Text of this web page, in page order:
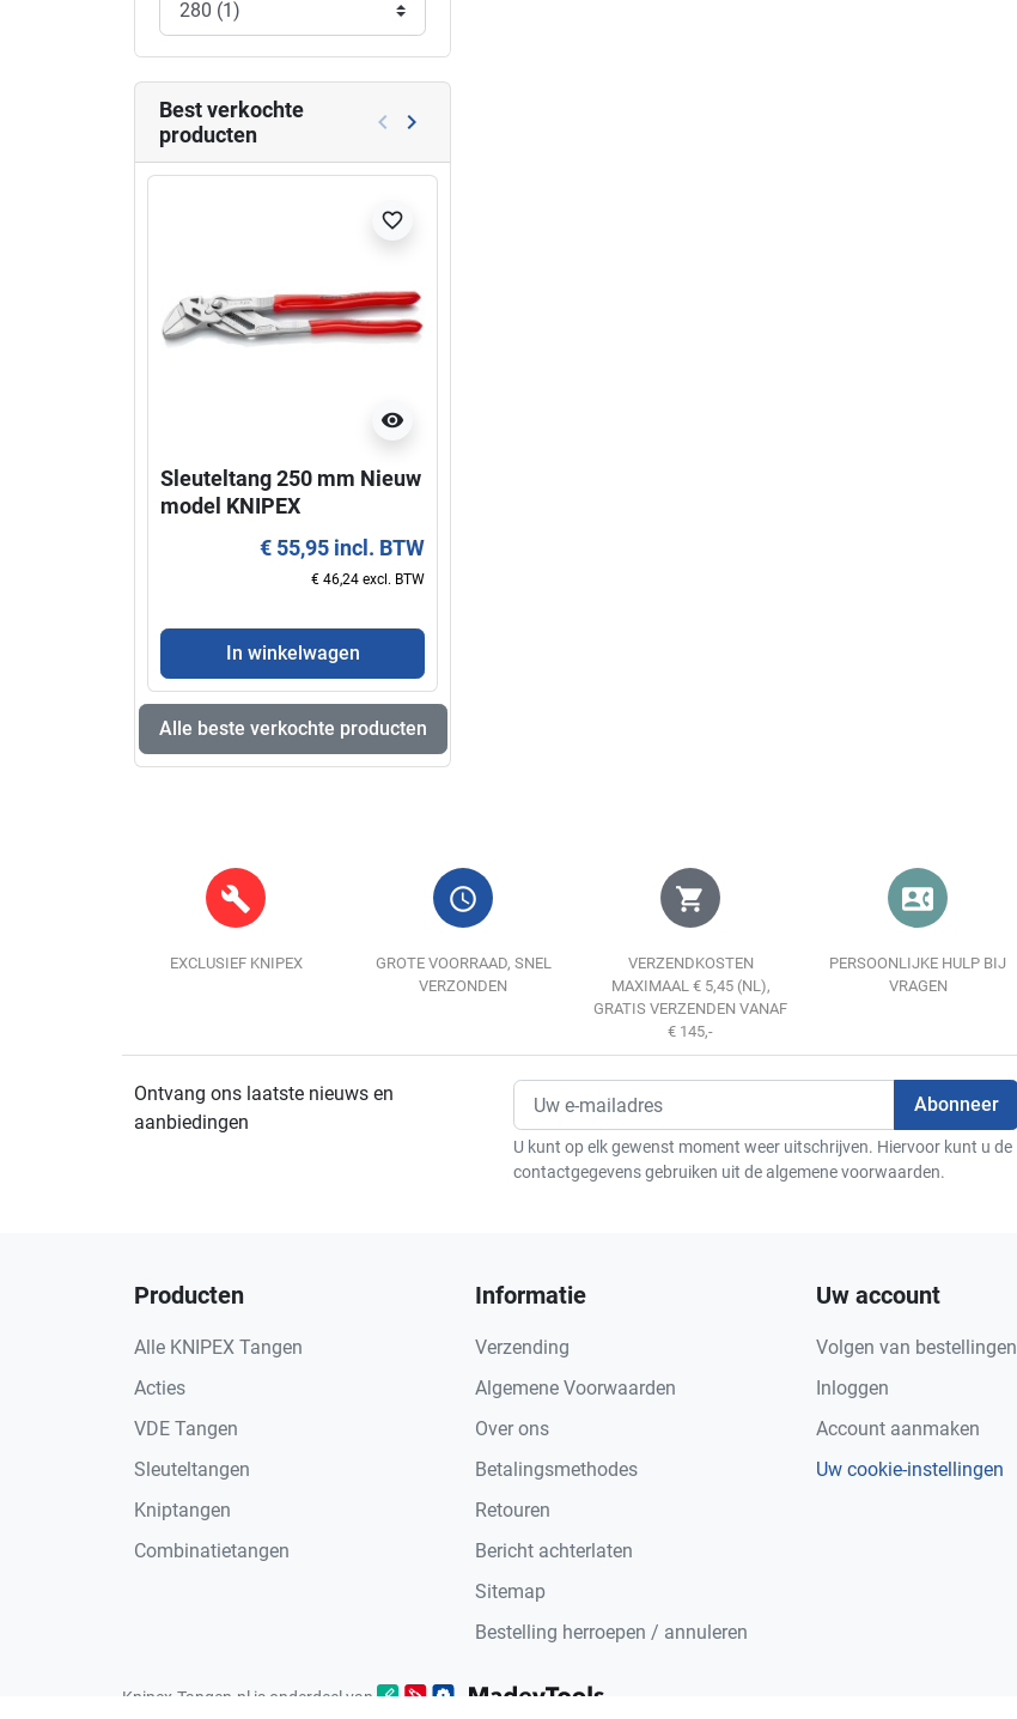
Best verkochte
producten
Vorige
keyboard_arrow_left Volgende
keyboard_arrow_right
visibility
favorite_border
Sleuteltang 250 mm Nieuw
model KNIPEX
€ 55,95 incl. BTW
€ 46,24 excl. BTW
In winkelwagen
Alle beste verkochte producten
build
EXCLUSIEF KNIPEX
query_builder
GROTE VOORRAAD, SNEL
VERZONDEN
shopping_cart
VERZENDKOSTEN
MAXIMAAL € 5,45 (NL),
GRATIS VERZENDEN VANAF
€ 145,-
contact_phone
PERSOONLIJKE HULP BIJ
VRAGEN
Ontvang ons laatste nieuws en
aanbiedingen
U kunt op elk gewenst moment weer uitschrijven. Hiervoor kunt u de
contactgegevens gebruiken uit de algemene voorwaarden.
Producten
Alle KNIPEX Tangen
Acties
VDE Tangen
Sleuteltangen
Kniptangen
Combinatietangen
Informatie
Verzending
Algemene Voorwaarden
Over ons
Betalingsmethodes
Retouren
Bericht achterlaten
Sitemap
Bestelling herroepen / annuleren
Uw account
Volgen van bestellingen
Inloggen
Account aanmaken
Uw cookie-instellingen
Knipex-Tangen.nl is onderdeel van